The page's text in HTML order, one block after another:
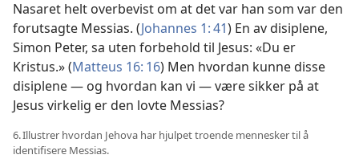
Nasaret helt overbevist om at det var han som var den
forutsagte Messias. (Johannes 1: 41) En av disiplene,
Simon Peter, sa uten forbehold til Jesus: «Du er
Kristus.» (Matteus 16: 16) Men hvordan kunne disse
disiplene — og hvordan kan vi — være sikker på at
Jesus virkelig er den lovte Messias?
6. Illustrer hvordan Jehova har hjulpet troende mennesker til å
identifisere Messias.